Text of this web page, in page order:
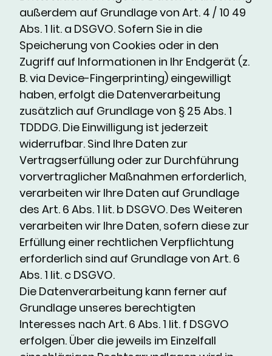
außerdem auf Grundlage von Art. 4 / 10 49
Abs. 1 lit. a DSGVO. Sofern Sie in die
Speicherung von Cookies oder in den
Zugriff auf Informationen in Ihr Endgerät (z.
B. via Device-Fingerprinting) eingewilligt
haben, erfolgt die Datenverarbeitung
zusätzlich auf Grundlage von § 25 Abs. 1
TDDDG. Die Einwilligung ist jederzeit
widerrufbar. Sind Ihre Daten zur
Vertragserfüllung oder zur Durchführung
vorvertraglicher Maßnahmen erforderlich,
verarbeiten wir Ihre Daten auf Grundlage
des Art. 6 Abs. 1 lit. b DSGVO. Des Weiteren
verarbeiten wir Ihre Daten, sofern diese zur
Erfüllung einer rechtlichen Verpflichtung
erforderlich sind auf Grundlage von Art. 6
Abs. 1 lit. c DSGVO.
Die Datenverarbeitung kann ferner auf
Grundlage unseres berechtigten
Interesses nach Art. 6 Abs. 1 lit. f DSGVO
erfolgen. Über die jeweils im Einzelfall